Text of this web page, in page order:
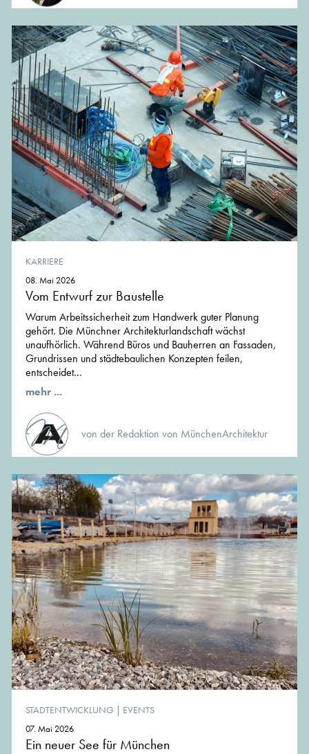
KARRIERE
08. Mai 2026
Vom Entwurf zur Baustelle
Warum Arbeitssicherheit zum Handwerk guter Planung
gehört. Die Münchner Architekturlandschaft wächst
unaufhörlich. Während Büros und Bauherren an Fassaden,
Grundrissen und städtebaulichen Konzepten feilen,
entscheidet...
mehr ...
von der Redaktion von MünchenArchitektur
STADTENTWICKLUNG | EVENTS
07. Mai 2026
Ein neuer See für München